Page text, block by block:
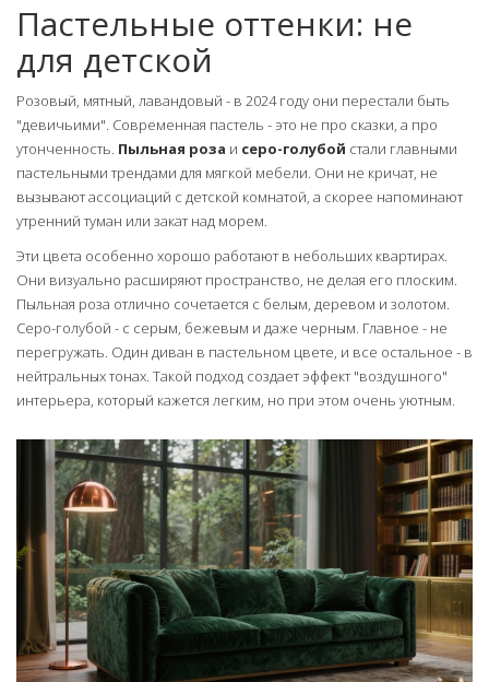
Пастельные оттенки: не
для детской
Розовый, мятный, лавандовый - в 2024 году они перестали быть
"девичьими". Современная пастель - это не про сказки, а про
утонченность. Пыльная роза и серо-голубой стали главными
пастельными трендами для мягкой мебели. Они не кричат, не
вызывают ассоциаций с детской комнатой, а скорее напоминают
утренний туман или закат над морем.
Эти цвета особенно хорошо работают в небольших квартирах.
Они визуально расширяют пространство, не делая его плоским.
Пыльная роза отлично сочетается с белым, деревом и золотом.
Серо-голубой - с серым, бежевым и даже черным. Главное - не
перегружать. Один диван в пастельном цвете, и все остальное - в
нейтральных тонах. Такой подход создает эффект "воздушного"
интерьера, который кажется легким, но при этом очень уютным.